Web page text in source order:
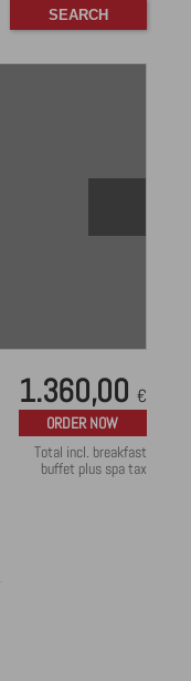
1.360,00 €
ORDER NOW
Total incl. breakfast
buffet plus spa tax